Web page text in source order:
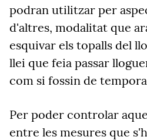
podran utilitzar per
d'altres, modalitat que
esquivar els topalls del
llei que feia passar
com si fossin de
Per poder controlar
entre les mesures que